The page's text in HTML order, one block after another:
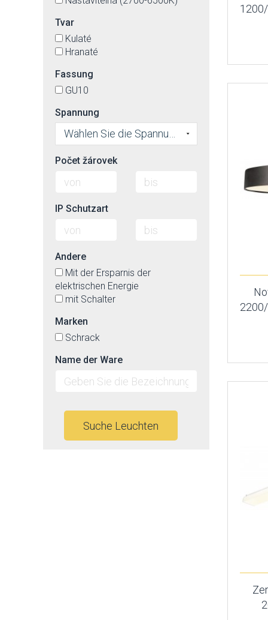
Tvar
Kulaté
Hranaté
Fassung
GU10
Spannung
Počet žárovek
IP Schutzart
Andere
Mit der Ersparnis der
elektrischen Energie
mit Schalter
Marken
Schrack
Name der Ware
Suche Leuchten